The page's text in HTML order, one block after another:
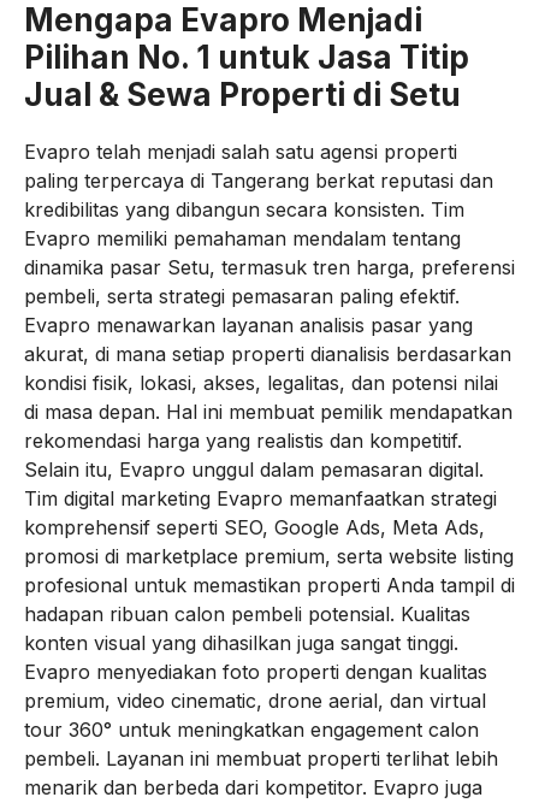
Mengapa Evapro Menjadi
Pilihan No. 1 untuk Jasa Titip
Jual & Sewa Properti di Setu
Evapro telah menjadi salah satu agensi properti
paling terpercaya di Tangerang berkat reputasi dan
kredibilitas yang dibangun secara konsisten. Tim
Evapro memiliki pemahaman mendalam tentang
dinamika pasar Setu, termasuk tren harga, preferensi
pembeli, serta strategi pemasaran paling efektif.
Evapro menawarkan layanan analisis pasar yang
akurat, di mana setiap properti dianalisis berdasarkan
kondisi fisik, lokasi, akses, legalitas, dan potensi nilai
di masa depan. Hal ini membuat pemilik mendapatkan
rekomendasi harga yang realistis dan kompetitif.
Selain itu, Evapro unggul dalam pemasaran digital.
Tim digital marketing Evapro memanfaatkan strategi
komprehensif seperti SEO, Google Ads, Meta Ads,
promosi di marketplace premium, serta website listing
profesional untuk memastikan properti Anda tampil di
hadapan ribuan calon pembeli potensial. Kualitas
konten visual yang dihasilkan juga sangat tinggi.
Evapro menyediakan foto properti dengan kualitas
premium, video cinematic, drone aerial, dan virtual
tour 360° untuk meningkatkan engagement calon
pembeli. Layanan ini membuat properti terlihat lebih
menarik dan berbeda dari kompetitor. Evapro juga